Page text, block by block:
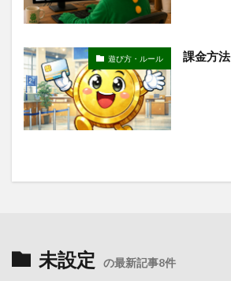
遊び方・ルール 課金方法
未設定 の最新記事8件